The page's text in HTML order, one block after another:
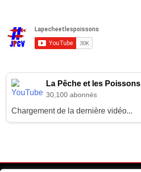
La Pêche et les Poissons
30,100 abonnés
Chargement de la dernière vidéo...